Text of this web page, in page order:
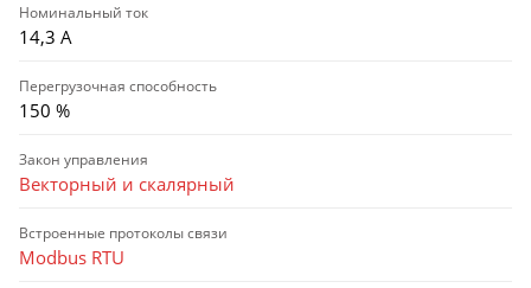
Номинальный ток
14,3 А
Перегрузочная способность
150 %
Закон управления
Векторный и скалярный
Встроенные протоколы связи
Modbus RTU